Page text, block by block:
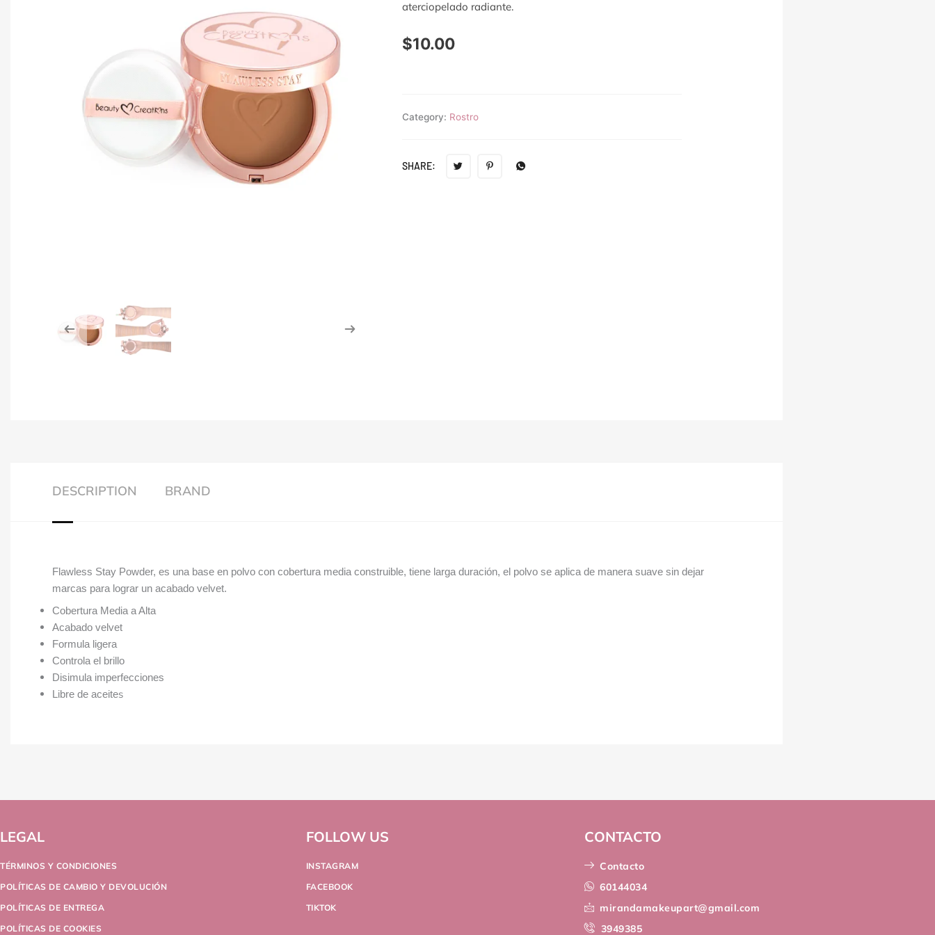
aterciopelado radiante.
$10.00
Category: Rostro
SHARE:
DESCRIPTION BRAND
Flawless Stay Powder, es una base en polvo con cobertura media construible, tiene larga duración, el polvo se aplica de manera suave sin dejar
marcas para lograr un acabado velvet.
Cobertura Media a Alta
Acabado velvet
Formula ligera
Controla el brillo
Disimula imperfecciones
Libre de aceites
LEGAL
TÉRMINOS Y CONDICIONES
POLÍTICAS DE CAMBIO Y DEVOLUCIÓN
POLÍTICAS DE ENTREGA
POLÍTICAS DE COOKIES
FOLLOW US
INSTAGRAM
FACEBOOK
TIKTOK
CONTACTO
Contacto
60144034
mirandamakeupart@gmail.com
3949385